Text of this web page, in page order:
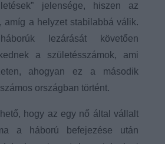
jelensége, hiszen az
amíg a helyzet stabilabbá válik.
lezárását követően
a születésszámok, ami
ahogyan ez a második
országban történt.
hogy az egy nő által vállalt
a háború befejezése után